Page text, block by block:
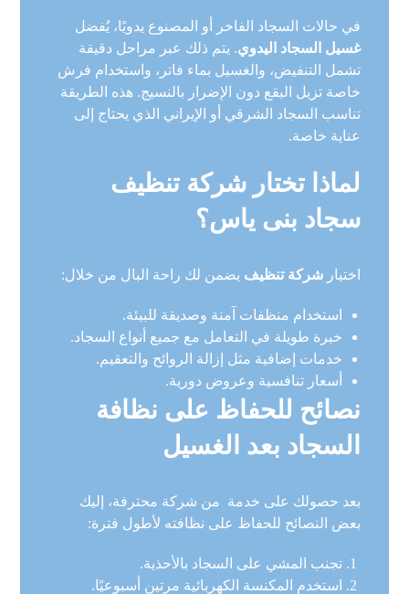
في حالات السجاد الفاخر أو المصنوع يدويًا، يُفضل
غسيل السجاد اليدوي. يتم ذلك عبر مراحل دقيقة
تشمل التنفيض، والغسيل بماء فاتر، واستخدام فرش
خاصة تزيل البقع دون الإضرار بالنسيج. هذه الطريقة
تناسب السجاد الشرقي أو الإيراني الذي يحتاج إلى
عناية خاصة.
لماذا تختار شركة تنظيف
سجاد بنى ياس؟
اختيارشركة تنظيف يضمن لك راحة البال من خلال:
استخدام منظفات آمنة وصديقة للبيئة.
خبرة طويلة في التعامل مع جميع أنواع السجاد.
خدمات إضافية مثل إزالة الروائح والتعقيم.
أسعار تنافسية وعروض دورية.
نصائح للحفاظ على نظافة
السجاد بعد الغسيل
بعد حصولك على خدمة من شركة محترفة، إليك
بعض النصائح للحفاظ على نظافته لأطول فترة:
تجنب المشي على السجاد بالأحذية.
استخدم المكنسة الكهربائية مرتين أسبوعيًا.